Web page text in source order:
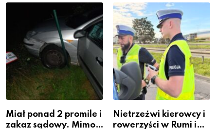
zawodem przyszłości i
gdzie się go nauczyć?
Warszawskiego
Miał ponad 2 promile i
zakaz sądowy. Mimo
Nietrzeźwi kierowcy i
rowerzyści w Rumi i